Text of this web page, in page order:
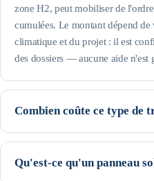
zone H2, peut mobiliser de
cumulées. Le montant dépend
climatique et du projet : il est
des dossiers — aucune aide n'est
Combien coûte ce type de
Comptez en ordre de grandeur
logement, le matériel et la région.
Qu'est-ce qu'un panneau